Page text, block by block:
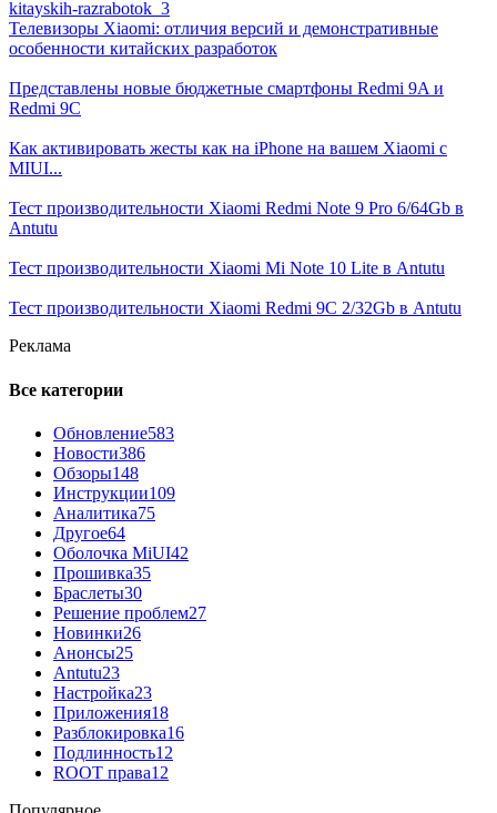
Телевизоры Xiaomi: отличия версий и демонстративные
особенности китайских разработок
Представлены новые бюджетные смартфоны Redmi 9A и
Redmi 9C
Как активировать жесты как на iPhone на вашем Xiaomi с
MIUI...
Тест производительности Xiaomi Redmi Note 9 Pro 6/64Gb в
Antutu
Тест производительности Xiaomi Mi Note 10 Lite в Antutu
Тест производительности Xiaomi Redmi 9C 2/32Gb в Antutu
Реклама
Все категории
Обновление583
Новости386
Обзоры148
Инструкции109
Аналитика75
Другое64
Оболочка MiUI42
Прошивка35
Браслеты30
Решение проблем27
Новинки26
Анонсы25
Antutu23
Настройка23
Приложения18
Разблокировка16
Подлинность12
ROOT права12